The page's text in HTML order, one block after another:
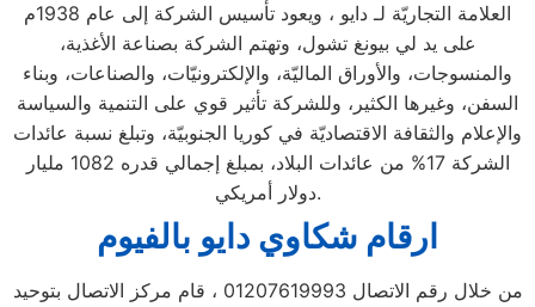
العلامة التجاريّة لـ دايو ، ويعود تأسيس الشركة إلى عام 1938م
على يد لي بيونغ تشول، وتهتم الشركة بصناعة الأغذية،
والمنسوجات، والأوراق الماليّة، والإلكترونيّات، والصناعات، وبناء
السفن، وغيرها الكثير، وللشركة تأثير قوي على التنمية والسياسة
والإعلام والثقافة الاقتصاديّة في كوريا الجنوبيّة، وتبلغ نسبة عائدات
الشركة 17% من عائدات البلاد، بمبلغ إجمالي قدره 1082 مليار
دولار أمريكي.
ارقام شكاوي دايو بالفيوم
من خلال رقم الاتصال 01207619993 ، قام مركز الاتصال بتوحيد